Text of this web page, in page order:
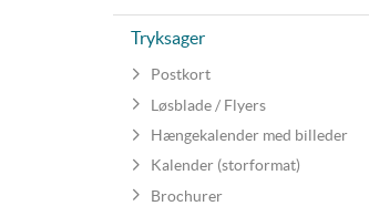
Tryksager
Postkort
Løsblade / Flyers
Hængekalender med billeder
Kalender (storformat)
Brochurer